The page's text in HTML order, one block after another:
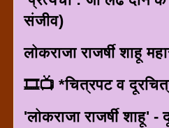
संजीव)
लोकराजा राजर्षी शाहू
🎞️📺 *चित्रपट व
'लोकराजा राजर्षी शाहू' -